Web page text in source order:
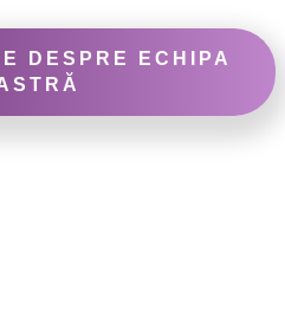
DESPRE ECHIPA